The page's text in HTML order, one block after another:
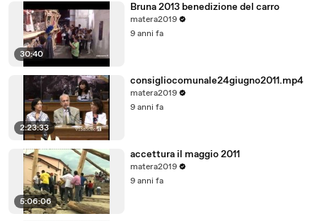
30:40
Bruna 2013 benedizione del carro
matera2019
9 anni fa
2:23:33
consigliocomunale24giugno2011.mp4
matera2019
9 anni fa
5:06:06
accettura il maggio 2011
matera2019
9 anni fa